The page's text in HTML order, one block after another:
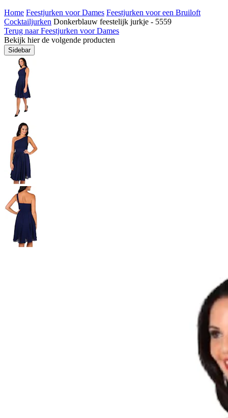
Home Feestjurken voor Dames Feestjurken voor een Bruiloft
Cocktailjurken Donkerblauw feestelijk jurkje - 5559
Terug naar Feestjurken voor Dames
Bekijk hier de volgende producten
Sidebar